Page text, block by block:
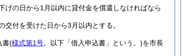
の日から1月以内に貸付金を償還しなければなら
交付を受けた日から3月以内とする。
書(様式第1号。以下「借入申込書」という。)を市長